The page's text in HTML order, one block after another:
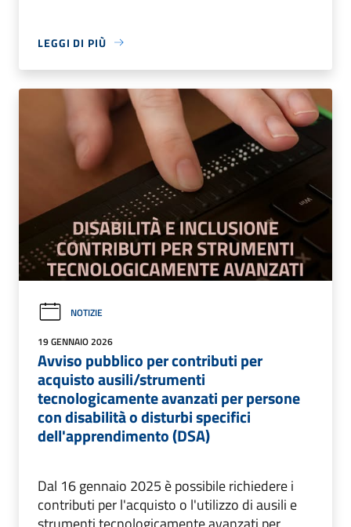
LEGGI DI PIÙ
NOTIZIE
19 GENNAIO 2026
Avviso pubblico per contributi per
acquisto ausili/strumenti
tecnologicamente avanzati per persone
con disabilità o disturbi specifici
dell'apprendimento (DSA)
Dal 16 gennaio 2025 è possibile richiedere i
contributi per l'acquisto o l'utilizzo di ausili e